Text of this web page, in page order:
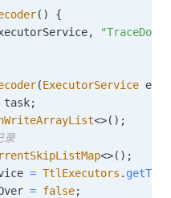
( )
{
, "TraceDog"
(ExecutorService
task;
<>( ) ;
录
<>( ) ;
= TtlExecutors .
= false;